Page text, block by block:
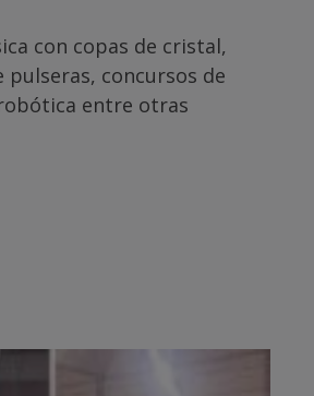
con copas de cristal,
concursos de
entre otras